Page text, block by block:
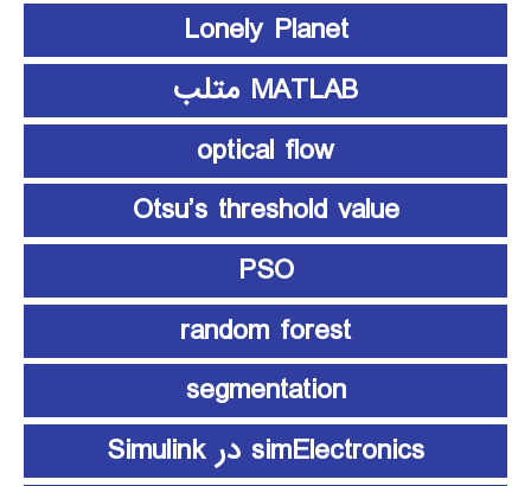
Lonely Planet
MATLAB متلب
optical flow
Otsu’s threshold value
PSO
random forest
segmentation
simElectronics در Simulink